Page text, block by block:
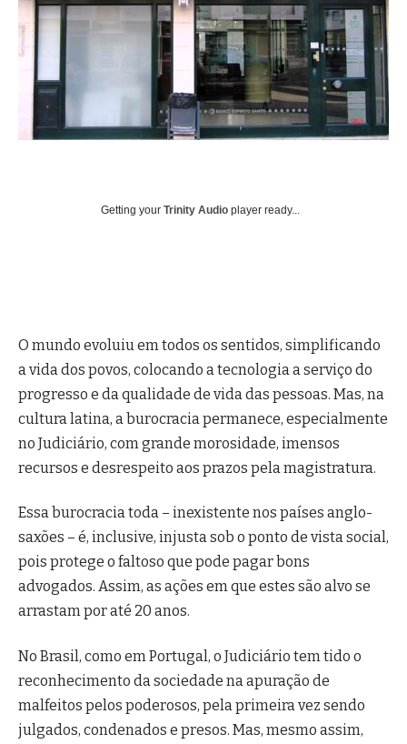
Getting your Trinity Audio player ready...
O mundo evoluiu em todos os sentidos, simplificando
a vida dos povos, colocando a tecnologia a serviço do
progresso e da qualidade de vida das pessoas. Mas, na
cultura latina, a burocracia permanece, especialmente
no Judiciário, com grande morosidade, imensos
recursos e desrespeito aos prazos pela magistratura.
Essa burocracia toda – inexistente nos países anglo-
saxões – é, inclusive, injusta sob o ponto de vista social,
pois protege o faltoso que pode pagar bons
advogados. Assim, as ações em que estes são alvo se
arrastam por até 20 anos.
No Brasil, como em Portugal, o Judiciário tem tido o
reconhecimento da sociedade na apuração de
malfeitos pelos poderosos, pela primeira vez sendo
julgados, condenados e presos. Mas, mesmo assim,